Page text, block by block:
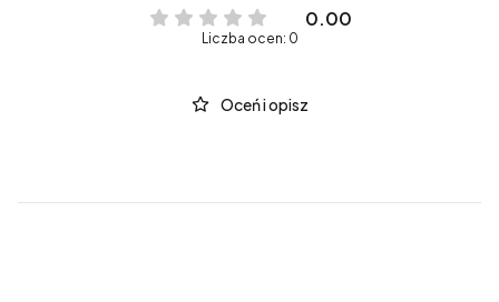
0.00
Liczba ocen: 0
Oceń i opisz